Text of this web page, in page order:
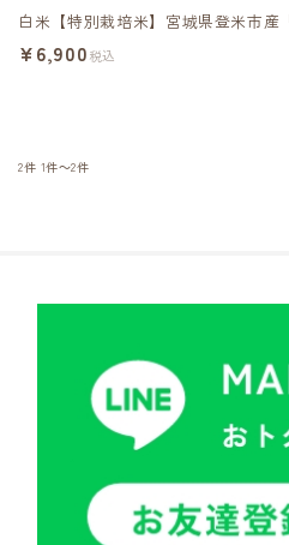
白米【特別栽培米】宮城県登米市産
¥6,900税込
2件 1件～2件